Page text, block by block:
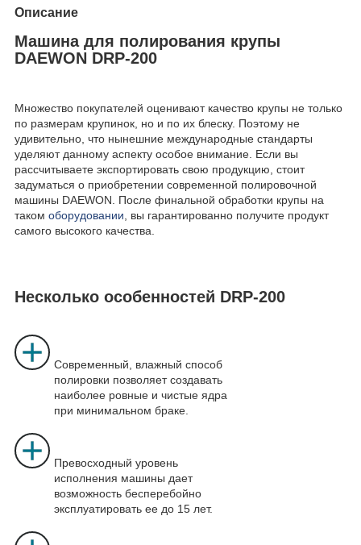
Описание
Машина для полирования крупы
DAEWON DRP-200
Множество покупателей оценивают качество крупы не только
по размерам крупинок, но и по их блеску. Поэтому не
удивительно, что нынешние международные стандарты
уделяют данному аспекту особое внимание. Если вы
рассчитываете экспортировать свою продукцию, стоит
задуматься о приобретении современной полировочной
машины DAEWON. После финальной обработки крупы на
таком оборудовании, вы гарантированно получите продукт
самого высокого качества.
Несколько особенностей DRP-200
Современный, влажный способ
полировки позволяет создавать
наиболее ровные и чистые ядра
при минимальном браке.
Превосходный уровень
исполнения машины дает
возможность бесперебойно
эксплуатировать ее до 15 лет.